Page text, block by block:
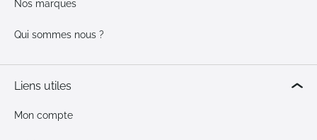
Nos marques
Qui sommes nous ?
Liens utiles
Mon compte